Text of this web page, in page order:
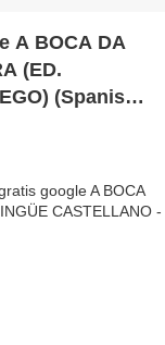
A BOCA DA
(ED.
(Spanish